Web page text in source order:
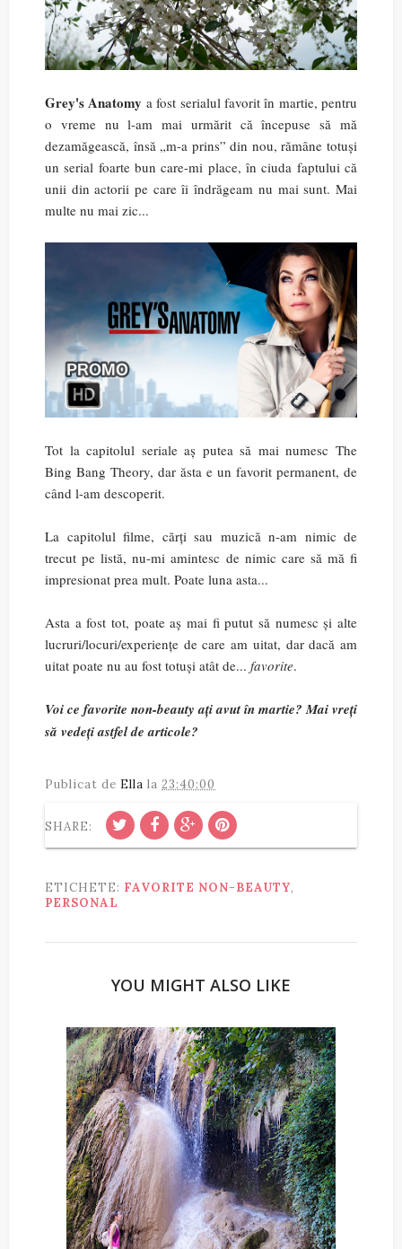
Grey's Anatomy a fost serialul favorit în martie, pentru
o vreme nu l-am mai urmărit că începuse să mă
dezamăgească, însă „m-a prins” din nou, rămâne totuși
un serial foarte bun care-mi place, în ciuda faptului că
unii din actorii pe care îi îndrăgeam nu mai sunt. Mai
multe nu mai zic...
Tot la capitolul seriale aș putea să mai numesc The
Bing Bang Theory, dar ăsta e un favorit permanent, de
când l-am descoperit.
La capitolul filme, cărți sau muzică n-am nimic de
trecut pe listă, nu-mi amintesc de nimic care să mă fi
impresionat prea mult. Poate luna asta...
Asta a fost tot, poate aș mai fi putut să numesc și alte
lucruri/locuri/experiențe de care am uitat, dar dacă am
uitat poate nu au fost totuși atât de... favorite.
Voi ce favorite non-beauty ați avut în martie? Mai vreți
să vedeți astfel de articole?
Publicat de Ella la 23:40:00
SHARE:
ETICHETE: FAVORITE NON-BEAUTY,
PERSONAL
YOU MIGHT ALSO LIKE